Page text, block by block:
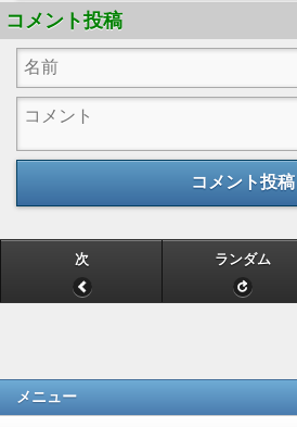
コメント投稿
コメント投稿
次 ランダム
メニュー